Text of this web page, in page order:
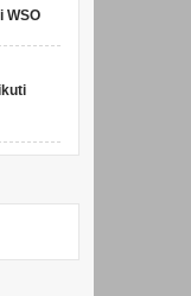
IPMB,
Antar
WSO